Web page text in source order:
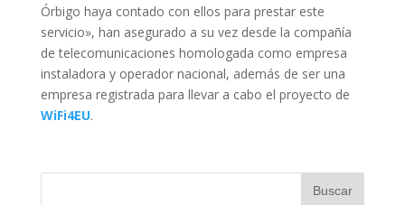
Órbigo haya contado con ellos para prestar este
servicio», han asegurado a su vez desde la compañía
de telecomunicaciones homologada como empresa
instaladora y operador nacional, además de ser una
empresa registrada para llevar a cabo el proyecto de
WiFi4EU.